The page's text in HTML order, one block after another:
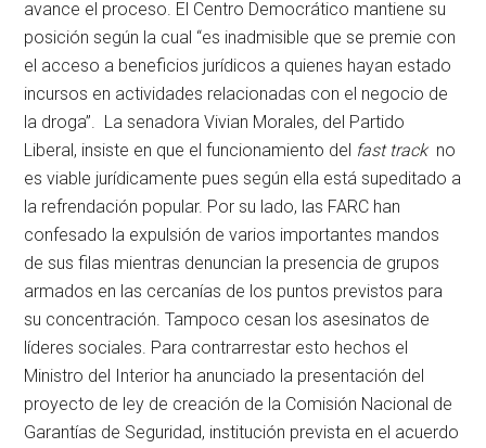
avance el proceso. El Centro Democrático mantiene su
posición según la cual “es inadmisible que se premie con
el acceso a beneficios jurídicos a quienes hayan estado
incursos en actividades relacionadas con el negocio de
la droga”. La senadora Vivian Morales, del Partido
Liberal, insiste en que el funcionamiento del fast trackno
es viable jurídicamente pues según ella está supeditado a
la refrendación popular. Por su lado, las FARC han
confesado la expulsión de varios importantes mandos
de sus filas mientras denuncian la presencia de grupos
armados en las cercanías de los puntos previstos para
su concentración. Tampoco cesan los asesinatos de
líderes sociales. Para contrarrestar esto hechos el
Ministro del Interior ha anunciado la presentación del
proyecto de ley de creación de la Comisión Nacional de
Garantías de Seguridad, institución prevista en el acuerdo